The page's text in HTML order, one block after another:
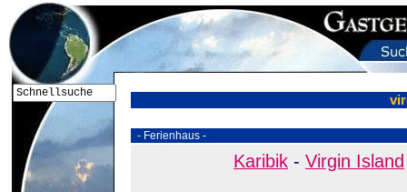
- Ferienhaus -
Karibik - Virgin Island